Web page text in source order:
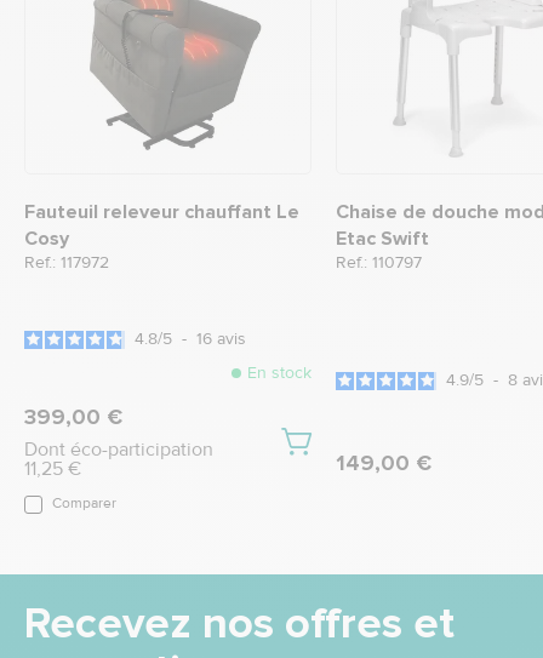
Fauteuil releveur chauffant Le
Cosy
Ref.: 117972
4.8/5 - 16 avis
En stock
399,00 €
Dont éco-participation
11,25 €
Comparer
Chaise de douche
Etac Swift
Ref.: 110797
4.9/5 - 8
149,00 €
Recevez nos offres et